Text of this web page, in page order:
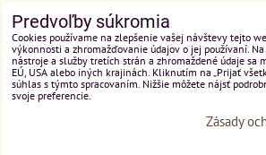
Predvoľby súkromia
Cookies používame na zlepšenie vašej návštevy tejto
výkonnosti a zhromažďovanie údajov o jej používaní.
nástroje a služby tretích strán a zhromaždené údaje sa
EÚ, USA alebo iných krajinách. Kliknutím na „Prijať
súhlas s týmto spracovaním. Nižšie môžete nájsť
svoje preferencie.
Zásady